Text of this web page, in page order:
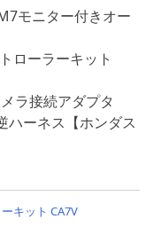
モニター付きオー
ローラーキット
ラ接続アダプタ
ハーネス【ホンダス
キット CA7V